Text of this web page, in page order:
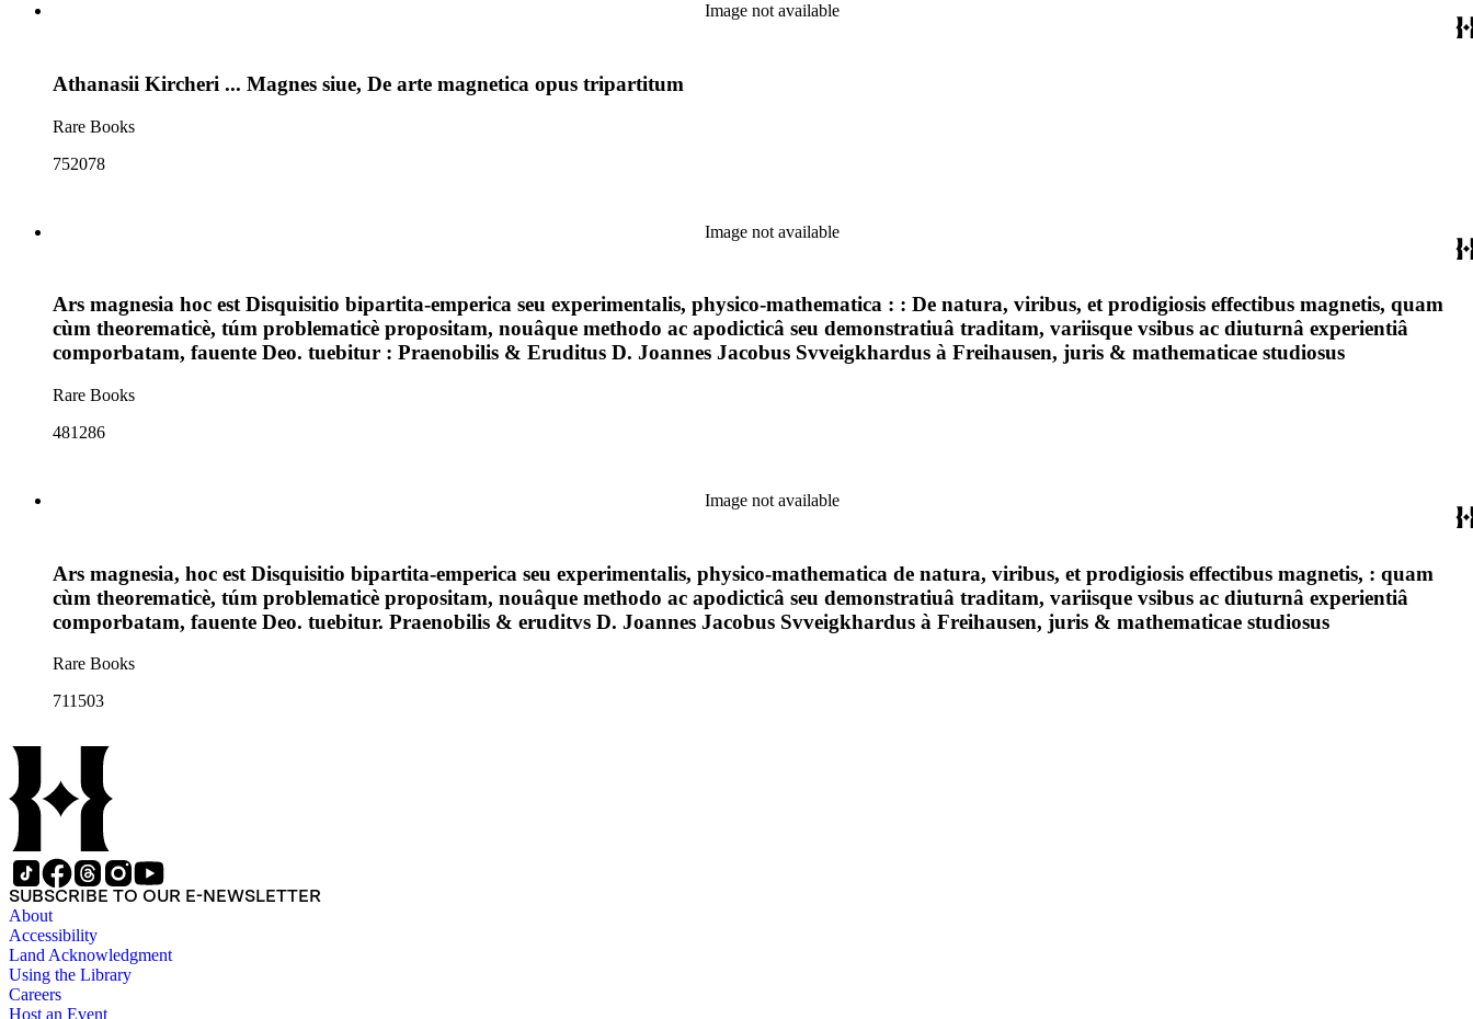
Image not available
Athanasii Kircheri ... Magnes siue, De arte magnetica opus tripartitum
Rare Books
752078
Image not available
Ars magnesia hoc est Disquisitio bipartita-emperica seu experimentalis, physico-mathematica : : De natura, viribus, et prodigiosis effectibus magnetis, quam
cùm theorematicè, túm problematicè propositam, nouâque methodo ac apodicticâ seu demonstratiuâ traditam, variisque vsibus ac diuturnâ experientiâ
comporbatam, fauente Deo. tuebitur : Praenobilis & Eruditus D. Joannes Jacobus Svveigkhardus à Freihausen, juris & mathematicae studiosus
Rare Books
481286
Image not available
Ars magnesia, hoc est Disquisitio bipartita-emperica seu experimentalis, physico-mathematica de natura, viribus, et prodigiosis effectibus magnetis, : quam
cùm theorematicè, túm problematicè propositam, nouâque methodo ac apodicticâ seu demonstratiuâ traditam, variisque vsibus ac diuturnâ experientiâ
comporbatam, fauente Deo. tuebitur. Praenobilis & eruditvs D. Joannes Jacobus Svveigkhardus à Freihausen, juris & mathematicae studiosus
Rare Books
711503
SUBSCRIBE TO OUR E-NEWSLETTER
About
Accessibility
Land Acknowledgment
Using the Library
Careers
Host an Event